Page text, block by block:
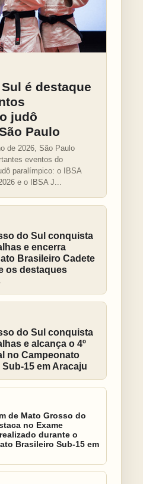
é destaque
judô
Paulo
de 2026, São Paulo
eventos do
paralímpico: o IBSA
e o IBSA J...
do Sul conquista
e encerra
Brasileiro Cadete
os destaques
do Sul conquista
e alcança o 4º
no Campeonato
15 em Aracaju
de Mato Grosso do
no Exame
durante o
Brasileiro Sub-15 em